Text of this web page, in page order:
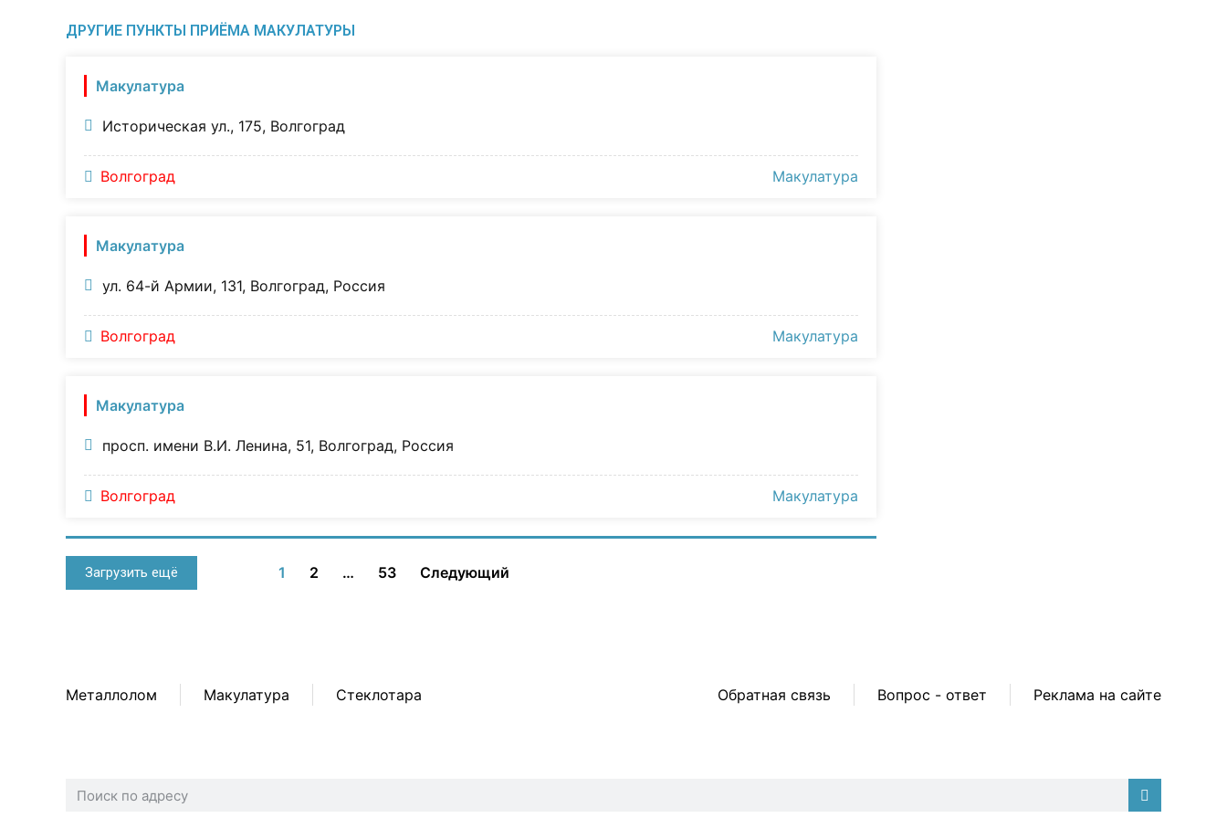
ДРУГИЕ ПУНКТЫ ПРИЁМА МАКУЛАТУРЫ
Макулатура
Историческая ул., 175, Волгоград
Волгоград Макулатура
Макулатура
ул. 64-й Армии, 131, Волгоград, Россия
Волгоград Макулатура
Макулатура
просп. имени В.И. Ленина, 51, Волгоград, Россия
Волгоград Макулатура
Загрузить ещё 1 2 … 53 Следующий
Металлолом Макулатура Стеклотара Обратная связь Вопрос - ответ Реклама на сайте